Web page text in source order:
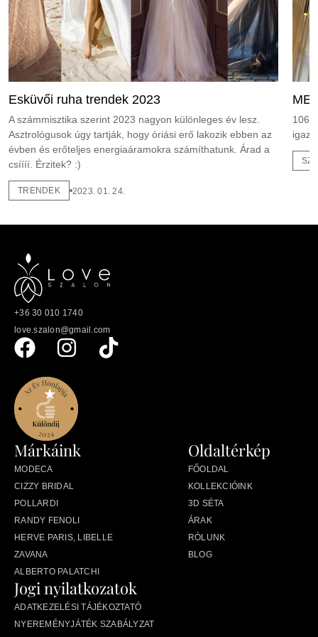
Esküvői ruha trendek 2023
A számmisztika szerint 2023 nagyon különleges év lesz.
Asztrológusok úgy tartják, hogy óriási erő lakozik ebben az
évben és erőteljes energiaáramokra számíthatunk. Árad a
csíííí. Érzitek? :)
TRENDEK 2023. 01. 24.
1065
igazi
+36 30 010 1740
love.szalon@gmail.com
Oldaltérkép
FŐOLDAL
KOLLEKCIÓINK
3D SÉTA
ÁRAK
RÓLUNK
BLOG
Márkáink
MODECA
CIZZY BRIDAL
POLLARDI
RANDY FENOLI
HERVE PARIS, LIBELLE
ZAVANA
ALBERTO PALATCHI
Jogi nyilatkozatok
ADATKEZELÉSI TÁJÉKOZTATÓ
NYEREMÉNYJÁTÉK SZABÁLYZAT